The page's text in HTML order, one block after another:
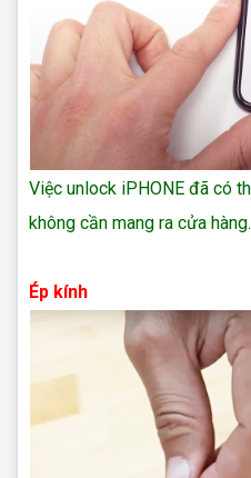
Việc unlock iPHONE đã có
không cần mang ra cửa hàng.
Ép kính